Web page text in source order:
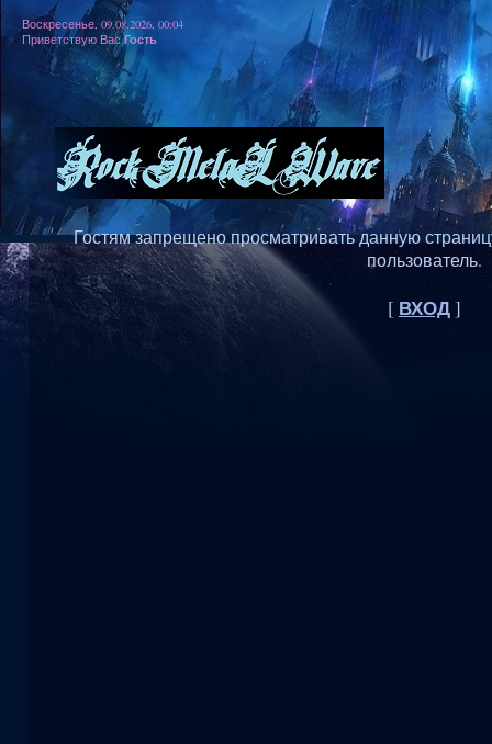
Воскресенье, 09.08.2026, 00:04
Приветствую Вас Гость
Гостям запрещено просматривать данную
пользователь.
[ ВХОД]